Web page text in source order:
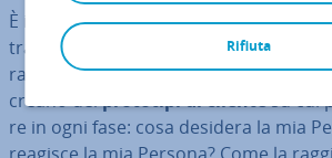
È in questo contesto che le Personas
tratta di utenti fittizi del prodotto o
rat­te­ri­sti­che sono basate su dati
creano deiprototipi di clientesu cui
re in ogni fase: cosa desidera la mia
Rifiuta